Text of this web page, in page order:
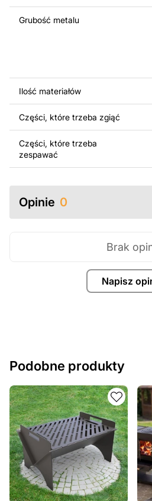
poprzez dodanie tekstu,
albo wprowadzenie innych
potrzeb. Jeśli potrzebujesz
Jeśli masz jakiekolwiek pytania
pomocy, skontaktuj się z nami
zawsze chętnie pomożemy.
Grubość metalu
Ilość materiałów
Części, które trzeba zgiąć
Części, które trzeba
zespawać
Opinie 0
Napisz
Brak
Podobne produkty